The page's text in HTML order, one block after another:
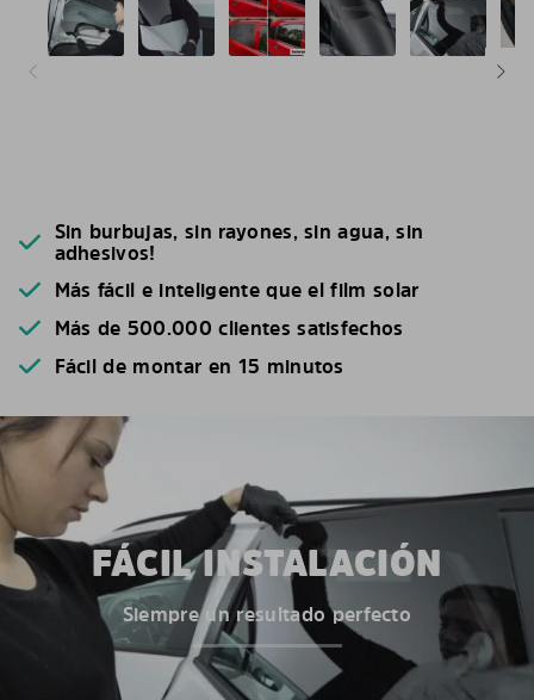
Sin burbujas, sin rayones, sin agua, sin
adhesivos!
Más fácil e inteligente que el film solar
Más de 500.000 clientes satisfechos
Fácil de montar en 15 minutos
FÁCIL INSTALACIÓN
Siempre un resultado perfecto